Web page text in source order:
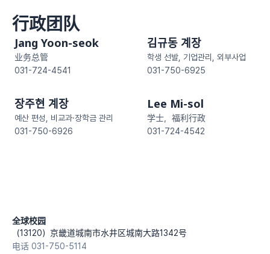
行政团队
Jang Yoon-seok
业务总管
031-724-4541
김규동 계장
학생 선발, 기업관리, 외부사업
031-750-6925
장주현 계장
예산 편성, 비교과·장학금 관리
031-750-6926
Lee Mi-sol
学士，福利行政
031-724-4542
全球校园
（13120）京畿道城南市水井区城南大路1342号
电话 031-750-5114